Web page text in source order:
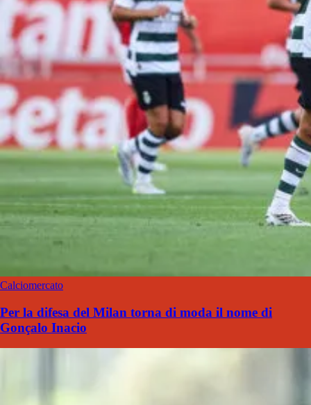
Calciomercato
Per la difesa del Milan torna di moda il nome di
Gonçalo Inacio